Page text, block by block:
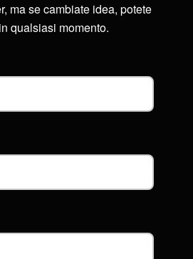
ma se cambiate idea, potete
qualsiasi momento.